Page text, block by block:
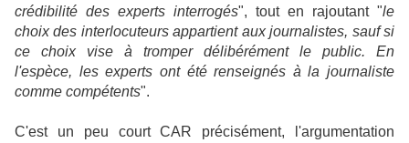
crédibilité des experts interrogés", tout en rajoutant "le
choix des interlocuteurs appartient aux journalistes, sauf si
ce choix vise à tromper délibérément le public. En
l'espèce, les experts ont été renseignés à la journaliste
comme compétents".
C'est un peu court CAR précisément, l'argumentation